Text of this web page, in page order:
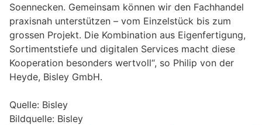
Soennecken. Gemeinsam können wir den Fachhandel
praxisnah unterstützen – vom Einzelstück bis zum
grossen Projekt. Die Kombination aus Eigenfertigung,
Sortimentstiefe und digitalen Services macht diese
Kooperation besonders wertvoll“, so Philip von der
Heyde, Bisley GmbH.
Quelle: Bisley
Bildquelle: Bisley